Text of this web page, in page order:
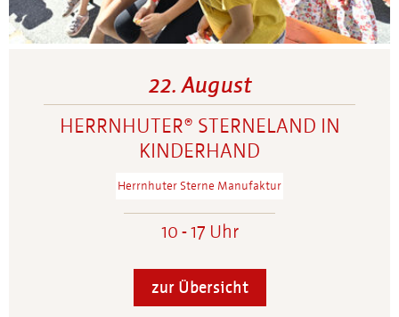
22. August
HERRNHUTER® STERNELAND IN
KINDERHAND
Herrnhuter Sterne Manufaktur
10 - 17 Uhr
zur Übersicht